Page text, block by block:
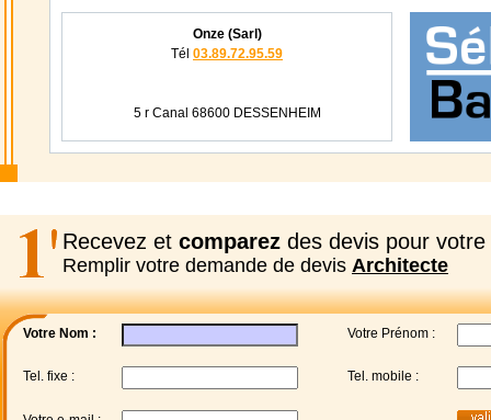
Onze (Sarl)
Tél 03.89.72.95.59
5 r Canal 68600 DESSENHEIM
Recevez et comparez des devis pour votre
Remplir votre demande de devis Architecte
Votre Nom : Votre Prénom :
Tel. fixe : Tel. mobile :